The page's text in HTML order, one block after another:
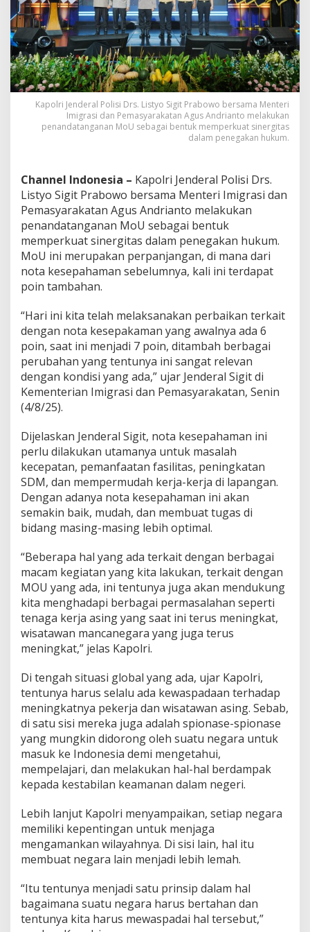
d
a
n
P
e
m
a
s
y
a
r
t
a
n
a
n
d
a
g
a
n
i
M
o
U
Kapolri Jenderal Polisi Drs. Listyo Sigit Prabowo bersama Menteri
Imigrasi dan Pemasyarakatan Agus Andrianto melakukan
penandatanganan MoU sebagai bentuk memperkuat sinergitas
dalam penegakan hukum.
Channel Indonesia – Kapolri Jenderal Polisi Drs.
Listyo Sigit Prabowo bersama Menteri Imigrasi dan
Pemasyarakatan Agus Andrianto melakukan
penandatanganan MoU sebagai bentuk
memperkuat sinergitas dalam penegakan hukum.
MoU ini merupakan perpanjangan, di mana dari
nota kesepahaman sebelumnya, kali ini terdapat
poin tambahan.
“Hari ini kita telah melaksanakan perbaikan terkait
dengan nota kesepakaman yang awalnya ada 6
poin, saat ini menjadi 7 poin, ditambah berbagai
perubahan yang tentunya ini sangat relevan
dengan kondisi yang ada,” ujar Jenderal Sigit di
Kementerian Imigrasi dan Pemasyarakatan, Senin
(4/8/25).
Dijelaskan Jenderal Sigit, nota kesepahaman ini
perlu dilakukan utamanya untuk masalah
kecepatan, pemanfaatan fasilitas, peningkatan
SDM, dan mempermudah kerja-kerja di lapangan.
Dengan adanya nota kesepahaman ini akan
semakin baik, mudah, dan membuat tugas di
bidang masing-masing lebih optimal.
“Beberapa hal yang ada terkait dengan berbagai
macam kegiatan yang kita lakukan, terkait dengan
MOU yang ada, ini tentunya juga akan mendukung
kita menghadapi berbagai permasalahan seperti
tenaga kerja asing yang saat ini terus meningkat,
wisatawan mancanegara yang juga terus
meningkat,” jelas Kapolri.
Di tengah situasi global yang ada, ujar Kapolri,
tentunya harus selalu ada kewaspadaan terhadap
meningkatnya pekerja dan wisatawan asing. Sebab,
di satu sisi mereka juga adalah spionase-spionase
yang mungkin didorong oleh suatu negara untuk
masuk ke Indonesia demi mengetahui,
mempelajari, dan melakukan hal-hal berdampak
kepada kestabilan keamanan dalam negeri.
Lebih lanjut Kapolri menyampaikan, setiap negara
memiliki kepentingan untuk menjaga
mengamankan wilayahnya. Di sisi lain, hal itu
membuat negara lain menjadi lebih lemah.
“Itu tentunya menjadi satu prinsip dalam hal
bagaimana suatu negara harus bertahan dan
tentunya kita harus mewaspadai hal tersebut,”